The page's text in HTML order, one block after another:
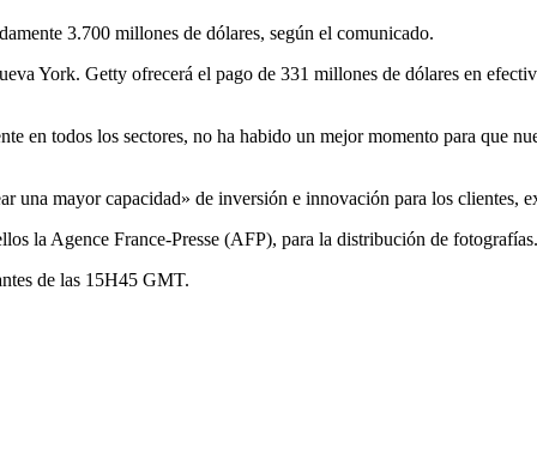
3.700 millones de dólares, según el comunicado.
York. Getty ofrecerá el pago de 331 millones de dólares en
en todos los sectores, no ha habido un mejor momento para que
una mayor capacidad» de inversión e innovación para los clientes,
la Agence France-Presse (AFP), para la distribución de fotografías.
de las 15H45 GMT.